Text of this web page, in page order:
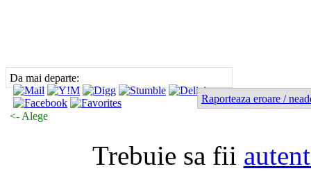
Da mai departe:
<- Alege
Raporteaza eroare /
Trebuie sa fii